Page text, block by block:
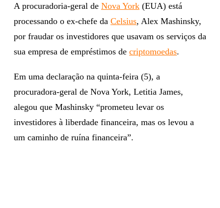
A procuradoria-geral de Nova York (EUA) está
processando o ex-chefe da Celsius, Alex Mashinsky,
por fraudar os investidores que usavam os serviços da
sua empresa de empréstimos de criptomoedas.
Em uma declaração na quinta-feira (5), a
procuradora-geral de Nova York, Letitia James,
alegou que Mashinsky “prometeu levar os
investidores à liberdade financeira, mas os levou a
um caminho de ruína financeira”.